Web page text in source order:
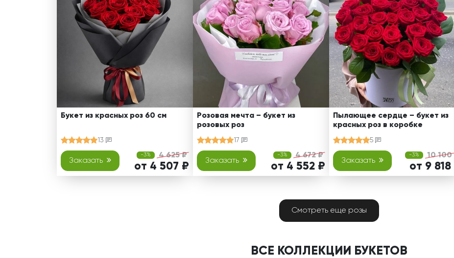
Букет из красных роз 60 см
13
Заказать
-3% 4 625 ₽
от 4 507 ₽
Розовая мечта – букет из
розовых роз
17
Заказать
-3% 4 672 ₽
от 4 552 ₽
Пылающее сердце – букет из
красных роз в коробке
5
Заказать
-3% 10 100
от 9 818
Смотреть еще розы
ВСЕ КОЛЛЕКЦИИ БУКЕТОВ